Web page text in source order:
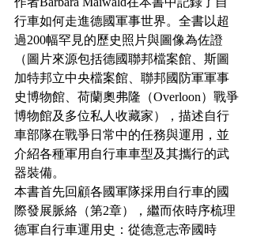
行車如何走進德國軍事世界。全書以超
過200幅罕見的歷史照片與圖像為佐證
（圖片來源包括德國聯邦檔案館、斯圖
加特邦立中央檔案館、聯邦國防軍軍事
史博物館、荷蘭奧弗隆（Overloon）戰爭
博物館及多位私人收藏家），描述自行
車部隊在戰爭日常中的任務與運用，並
介紹各種軍用自行車車型及其攜行的武
器裝備。
本書首先回顧各國軍隊採用自行車的國
際發展脈絡（第2章），繼而依時序梳理
德軍自行車運用史：從德意志帝國時